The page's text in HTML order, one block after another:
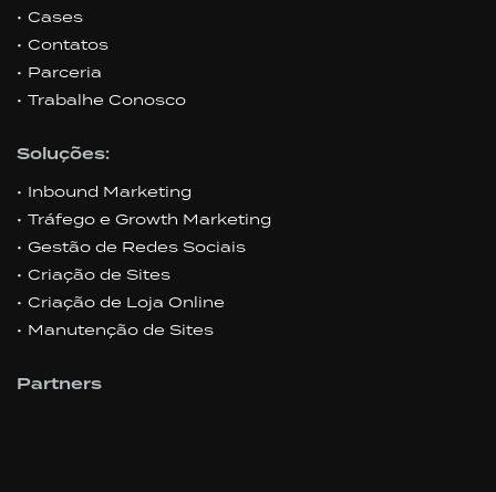
Cases
Contatos
Parceria
Trabalhe Conosco
Soluções:
Inbound Marketing
Tráfego e Growth Marketing
Gestão de Redes Sociais
Criação de Sites
Criação de Loja Online
Manutenção de Sites
Partners